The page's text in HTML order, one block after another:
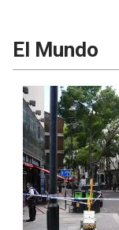
El Mundo